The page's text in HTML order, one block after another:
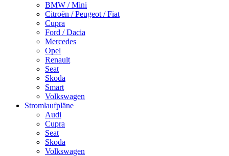
BMW / Mini
Citroën / Peugeot / Fiat
Cupra
Ford / Dacia
Mercedes
Opel
Renault
Seat
Skoda
Smart
Volkswagen
Stromlaufpläne
Audi
Cupra
Seat
Skoda
Volkswagen